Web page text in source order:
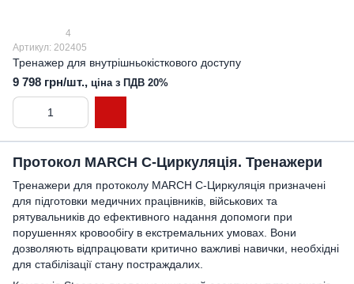
4
Артикул: 202405
Тренажер для внутрішньокісткового доступу
9 798 грн/шт., ціна з ПДВ 20%
Протокол MARCH C-Циркуляція. Тренажери
Тренажери для протоколу MARCH C-Циркуляція призначені
для підготовки медичних працівників, військових та
рятувальників до ефективного надання допомоги при
порушеннях кровообігу в екстремальних умовах. Вони
дозволяють відпрацювати критично важливі навички, необхідні
для стабілізації стану постраждалих.